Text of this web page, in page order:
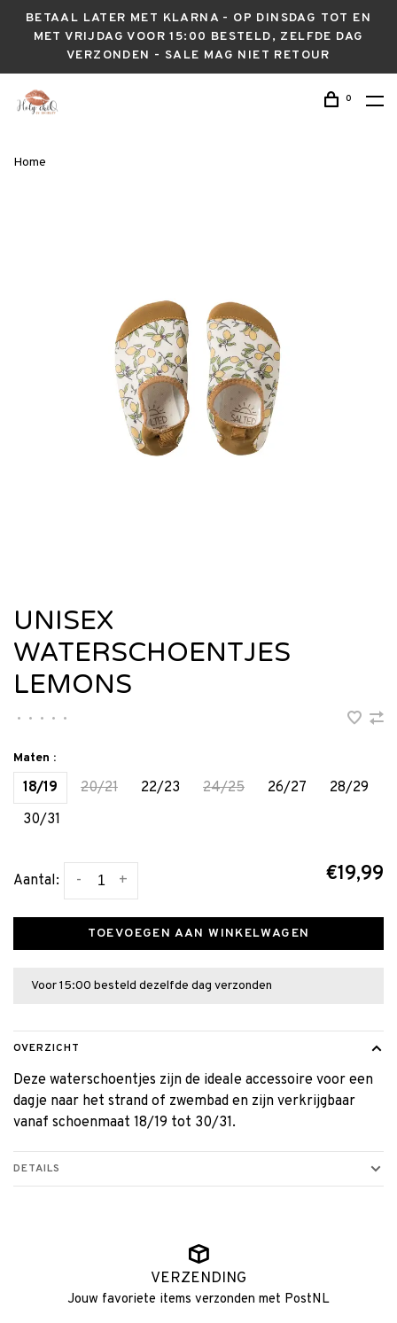
BETAAL LATER MET KLARNA - OP DINSDAG TOT EN
MET VRIJDAG VOOR 15:00 BESTELD, ZELFDE DAG
VERZONDEN - SALE MAG NIET RETOUR
0
Home
UNISEX
WATERSCHOENTJES
LEMONS
• • • • •
Maten :
18/19 20/21 22/23 24/25 26/27
28/29
30/31
Aantal: +
- €19,99
TOEVOEGEN AAN WINKELWAGEN
Voor 15:00 besteld dezelfde dag verzonden
OVERZICHT
Deze waterschoentjes zijn de ideale accessoire voor een
dagje naar het strand of zwembad en zijn verkrijgbaar
vanaf schoenmaat 18/19 tot 30/31.
DETAILS
VERZENDING
Jouw favoriete items verzonden met PostNL